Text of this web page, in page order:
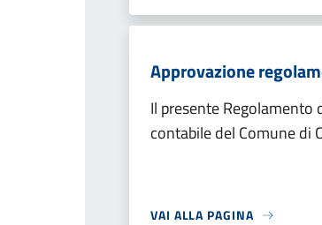
Approvazione
Il presente
contabile del Comune di
VAI ALLA PAGINA